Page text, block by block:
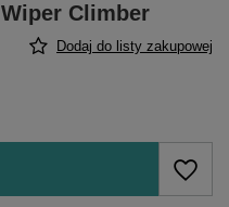
Climber
Dodaj do listy zakupowej